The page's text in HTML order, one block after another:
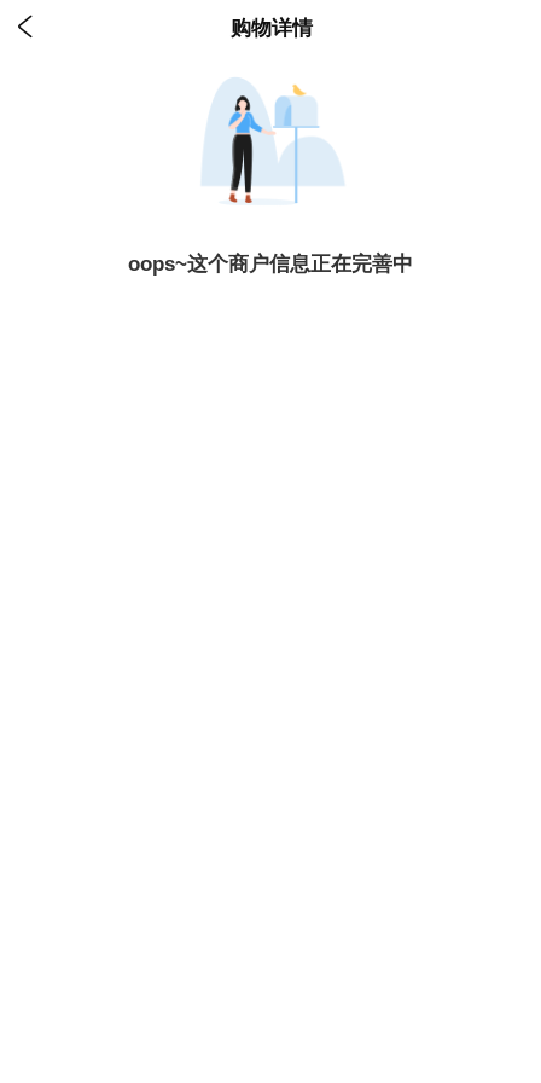
 购物详情
oops~这个商户信息正在完善中